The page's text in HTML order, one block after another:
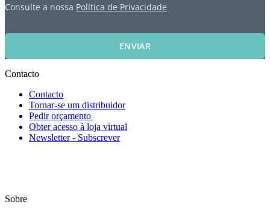
Consulte a nossa Política de Privacidade
ENVIAR
Contacto
Contacto
Tornar-se um distribuidor
Pedir orçamento
Obter acesso à loja virtual
Newsletter - Subscrever
Sobre